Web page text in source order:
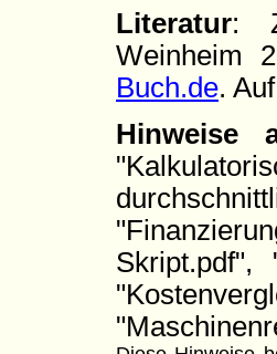
Literatur:
Weinheim
Buch.de.
Hinweise
Skript.pdf",